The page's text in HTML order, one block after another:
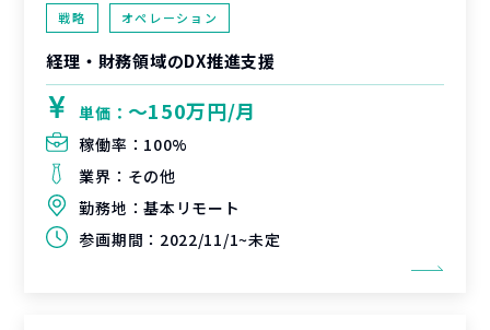
戦略
オペレーション
経理・財務領域のDX推進支援
単価： 〜150万円/月
稼働率： 100%
業界： その他
勤務地：基本リモート
参画期間： 2022/11/1~未定